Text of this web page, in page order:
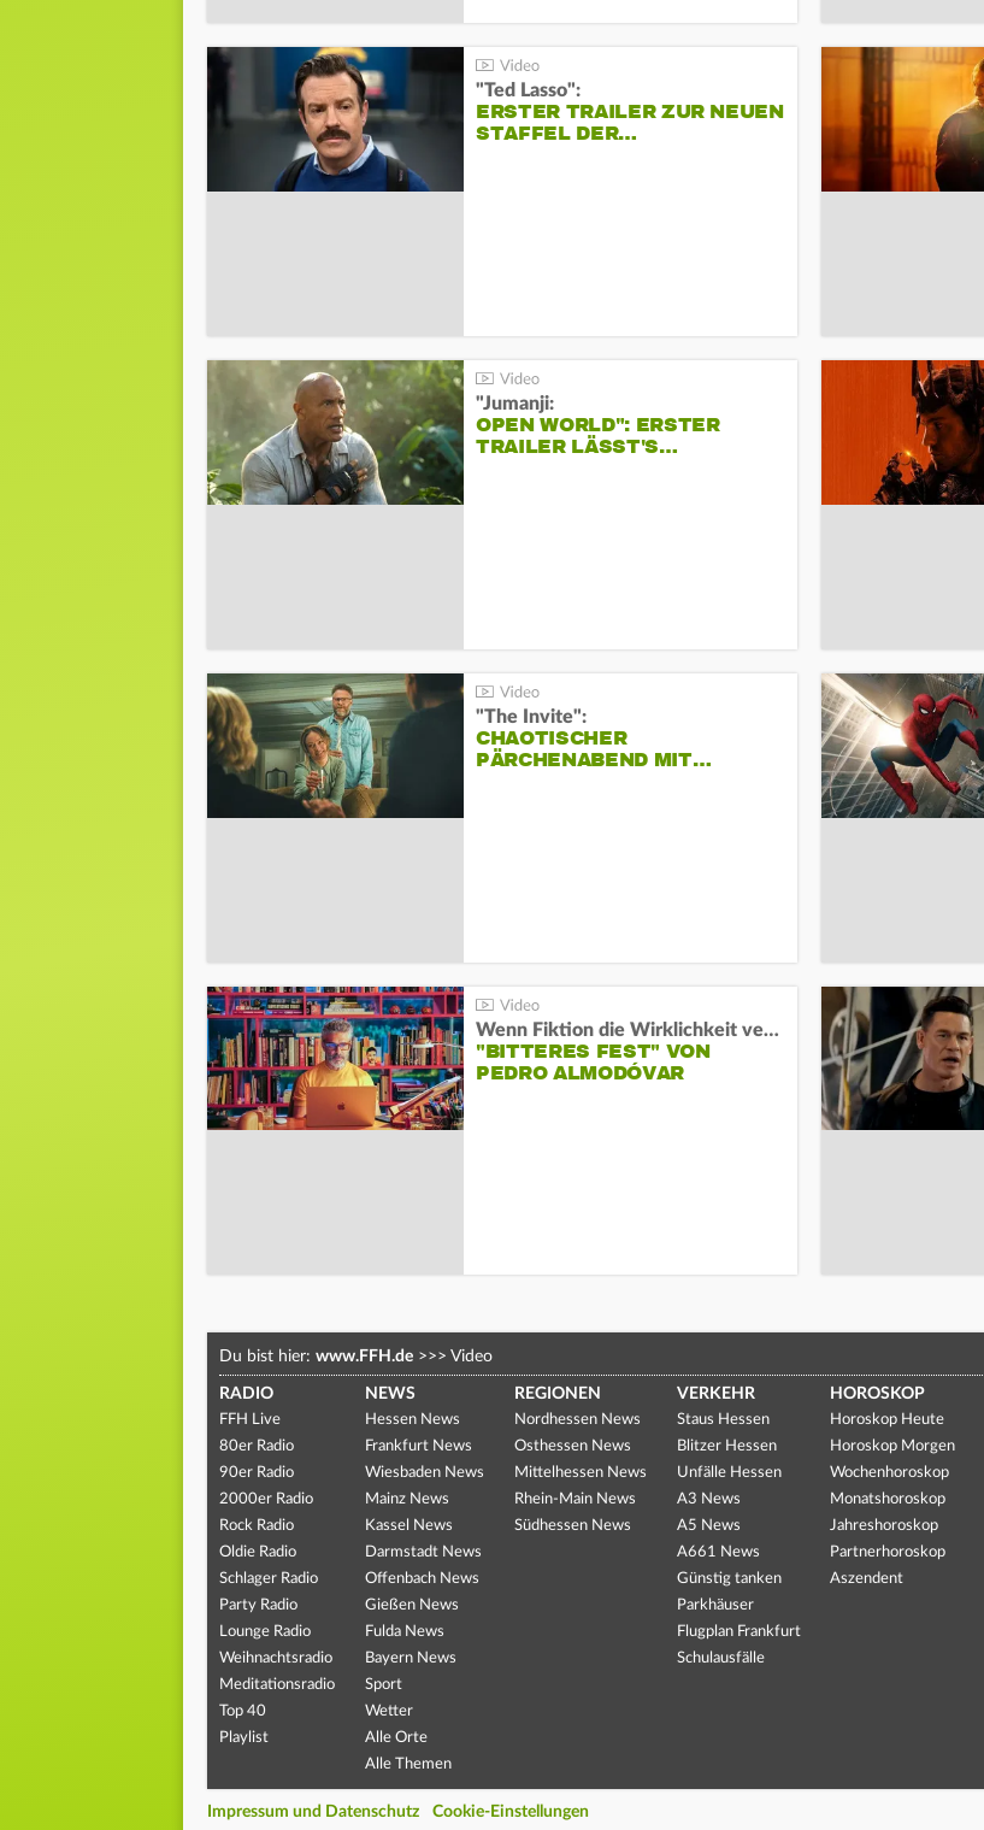
"Ted Lasso":
ERSTER TRAILER ZUR NEUEN
STAFFEL DER…
"Jumanji:
OPEN WORLD": ERSTER
TRAILER LÄSST'S…
"The Invite":
CHAOTISCHER
PÄRCHENABEND MIT…
Wenn Fiktion die Wirklichkeit verschiebt:
"BITTERES FEST" VON
PEDRO ALMODÓVAR
Du bist hier: www.FFH.de >>> Video
RADIO
FFH Live
80er Radio
90er Radio
2000er Radio
Rock Radio
Oldie Radio
Schlager Radio
Party Radio
Lounge Radio
Weihnachtsradio
Meditationsradio
Top 40
Playlist
NEWS
Hessen News
Frankfurt News
Wiesbaden News
Mainz News
Kassel News
Darmstadt News
Offenbach News
Gießen News
Fulda News
Bayern News
Sport
Wetter
Alle Orte
Alle Themen
REGIONEN
Nordhessen News
Osthessen News
Mittelhessen News
Rhein-Main News
Südhessen News
VERKEHR
Staus Hessen
Blitzer Hessen
Unfälle Hessen
A3 News
A5 News
A661 News
Günstig tanken
Parkhäuser
Flugplan Frankfurt
Schulausfälle
HOROSKOP
Horoskop Heute
Horoskop Morgen
Wochenhoroskop
Monatshoroskop
Jahreshoroskop
Partnerhoroskop
Aszendent
Impressum und Datenschutz Cookie-Einstellungen